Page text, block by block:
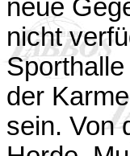
neue
nicht
der
sein. Von